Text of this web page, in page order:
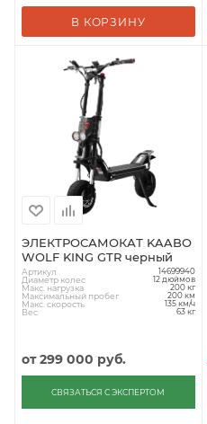
В КОРЗИНУ
ЭЛЕКТРОСАМОКАТ KAABO
WOLF KING GTR черный
Артикул 14699940
Диаметр колес 12 дюймов
Макс. нагрузка 200 кг
Максимальный пробег 200 км
Макс. скорость 135 км/ч
Вес 63 кг
от299 000 руб.
СВЯЗАТЬСЯ С ЭКСПЕРТОМ